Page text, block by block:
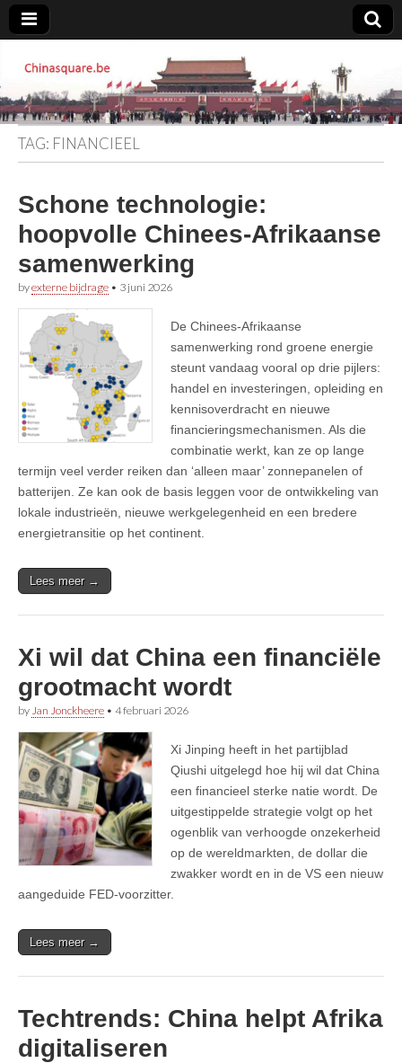
Chinasquare.be
TAG: FINANCIEEL
Schone technologie:
hoopvolle Chinees-Afrikaanse
samenwerking
byexterne bijdrage • 3 juni 2026
De Chinees-Afrikaanse
samenwerking rond groene energie
steunt vandaag vooral op drie pijlers:
handel en investeringen, opleiding en
kennisoverdracht en nieuwe
financieringsmechanismen. Als die
combinatie werkt, kan ze op lange
termijn veel verder reiken dan ‘alleen maar’ zonnepanelen of
batterijen. Ze kan ook de basis leggen voor de ontwikkeling van
lokale industrieën, nieuwe werkgelegenheid en een bredere
energietransitie op het continent.
Lees meer →
Xi wil dat China een financiële
grootmacht wordt
by Jan Jonckheere • 4 februari 2026
Xi Jinping heeft in het partijblad
Qiushi uitgelegd hoe hij wil dat China
een financieel sterke natie wordt. De
uitgestippelde strategie volgt op het
ogenblik van verhoogde onzekerheid
op de wereldmarkten, de dollar die
zwakker wordt en in de VS een nieuw
aangeduide FED-voorzitter.
Lees meer →
Techtrends: China helpt Afrika
digitaliseren